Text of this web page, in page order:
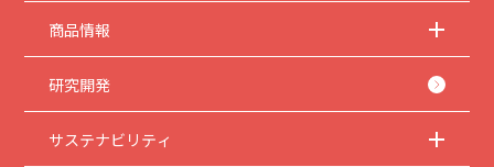
商品情報
研究開発
サステナビリティ